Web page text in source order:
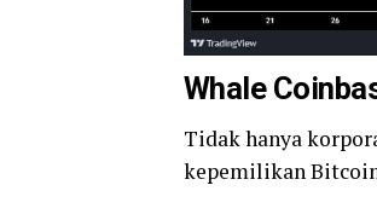
Whale
Tidak hanya
kepemilikan